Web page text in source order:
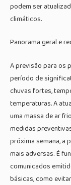
podem ser
climáticos.
Panorama geral e
A previsão para os
período de
chuvas fortes,
temperaturas. A
uma massa de ar
medidas
próxima semana, a
mais adversas. É
comunicados
básicas, como